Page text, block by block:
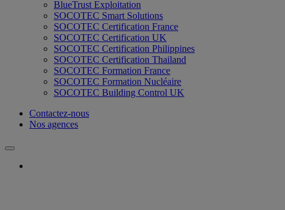
BlueTrust Exploitation
SOCOTEC Smart Solutions
SOCOTEC Certification France
SOCOTEC Certification UK
SOCOTEC Certification Philippines
SOCOTEC Certification Thailand
SOCOTEC Formation France
SOCOTEC Formation Nucléaire
SOCOTEC Building Control UK
Contactez-nous
Nos agences